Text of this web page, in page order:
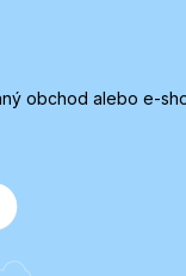
obchod alebo e-